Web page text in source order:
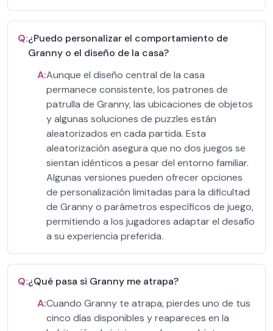
Q:¿Puedo personalizar el comportamiento de
Granny o el diseño de la casa?
A:Aunque el diseño central de la casa
permanece consistente, los patrones de
patrulla de Granny, las ubicaciones de objetos
y algunas soluciones de puzzles están
aleatorizados en cada partida. Esta
aleatorización asegura que no dos juegos se
sientan idénticos a pesar del entorno familiar.
Algunas versiones pueden ofrecer opciones
de personalización limitadas para la dificultad
de Granny o parámetros específicos de juego,
permitiendo a los jugadores adaptar el desafío
a su experiencia preferida.
Q:¿Qué pasa si Granny me atrapa?
A:Cuando Granny te atrapa, pierdes uno de tus
cinco días disponibles y reapareces en la